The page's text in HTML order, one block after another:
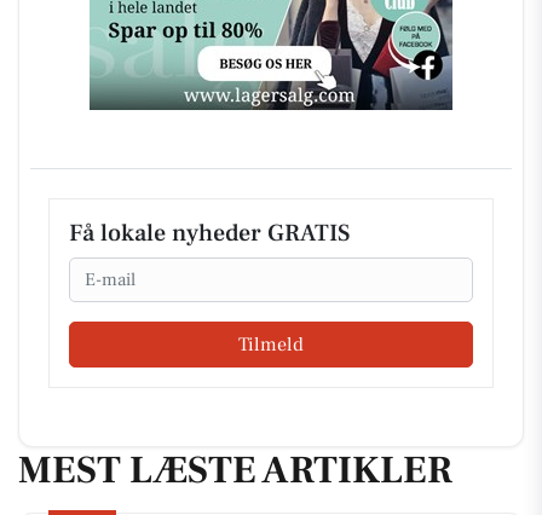
Få lokale nyheder GRATIS
Email
Tilmeld
MEST LÆSTE ARTIKLER